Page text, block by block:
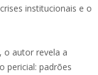
institucionais e o
o autor revela a
pericial: padrões